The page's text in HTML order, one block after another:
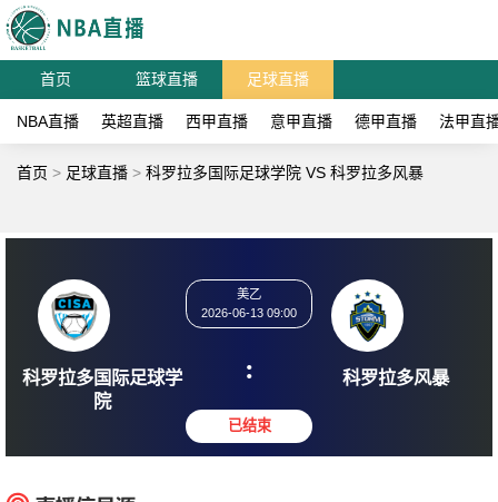
首页 篮球直播 足球直播
NBA直播 英超直播 西甲直播 意甲直播 德甲直播 法甲直
首页 > 足球直播 > 科罗拉多国际足球学院 VS 科罗拉多风暴
科罗拉多国际足球学
2026-06-13 09:00
: 科罗拉